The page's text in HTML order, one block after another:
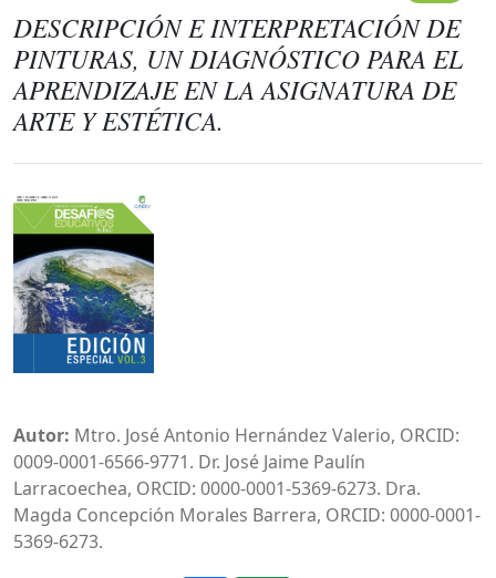
DESCRIPCIÓN E INTERPRETACIÓN DE
PINTURAS, UN DIAGNÓSTICO PARA EL
APRENDIZAJE EN LA ASIGNATURA DE
ARTE Y ESTÉTICA.
Autor: Mtro. José Antonio Hernández Valerio, ORCID:
0009-0001-6566-9771. Dr. José Jaime Paulín
Larracoechea, ORCID: 0000-0001-5369-6273. Dra.
Magda Concepción Morales Barrera, ORCID: 0000-0001-
5369-6273.